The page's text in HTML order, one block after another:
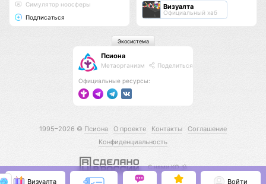
Cимулятор ноосферы
Подписаться
Визуалта
Официальный хаб
Псиона
Метаорганизм Поделиться
Официальные ресурсы:
Экосистема
1995–2026 © Псиона О проекте Контакты
Соглашение
Конфиденциальность
С нами КО 🕉️
Визуалта Войти